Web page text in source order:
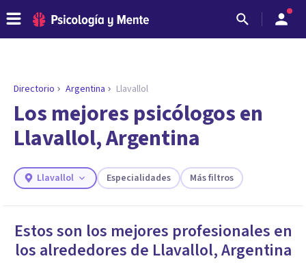
ENCONTRAR MI TERAPEUTA
¿Necesitas ayuda para encontrar el
psicólogo adecuado?
Responde a unas breves preguntas y te ofreceremos
necesidades.
Directorio Argentina Llavallol
Los mejores psicólogos en
Llavallol, Argentina
Llavallol Especialidades Más filtros
Estos son los mejores profesionales en
los alrededores de Llavallol,Argentina